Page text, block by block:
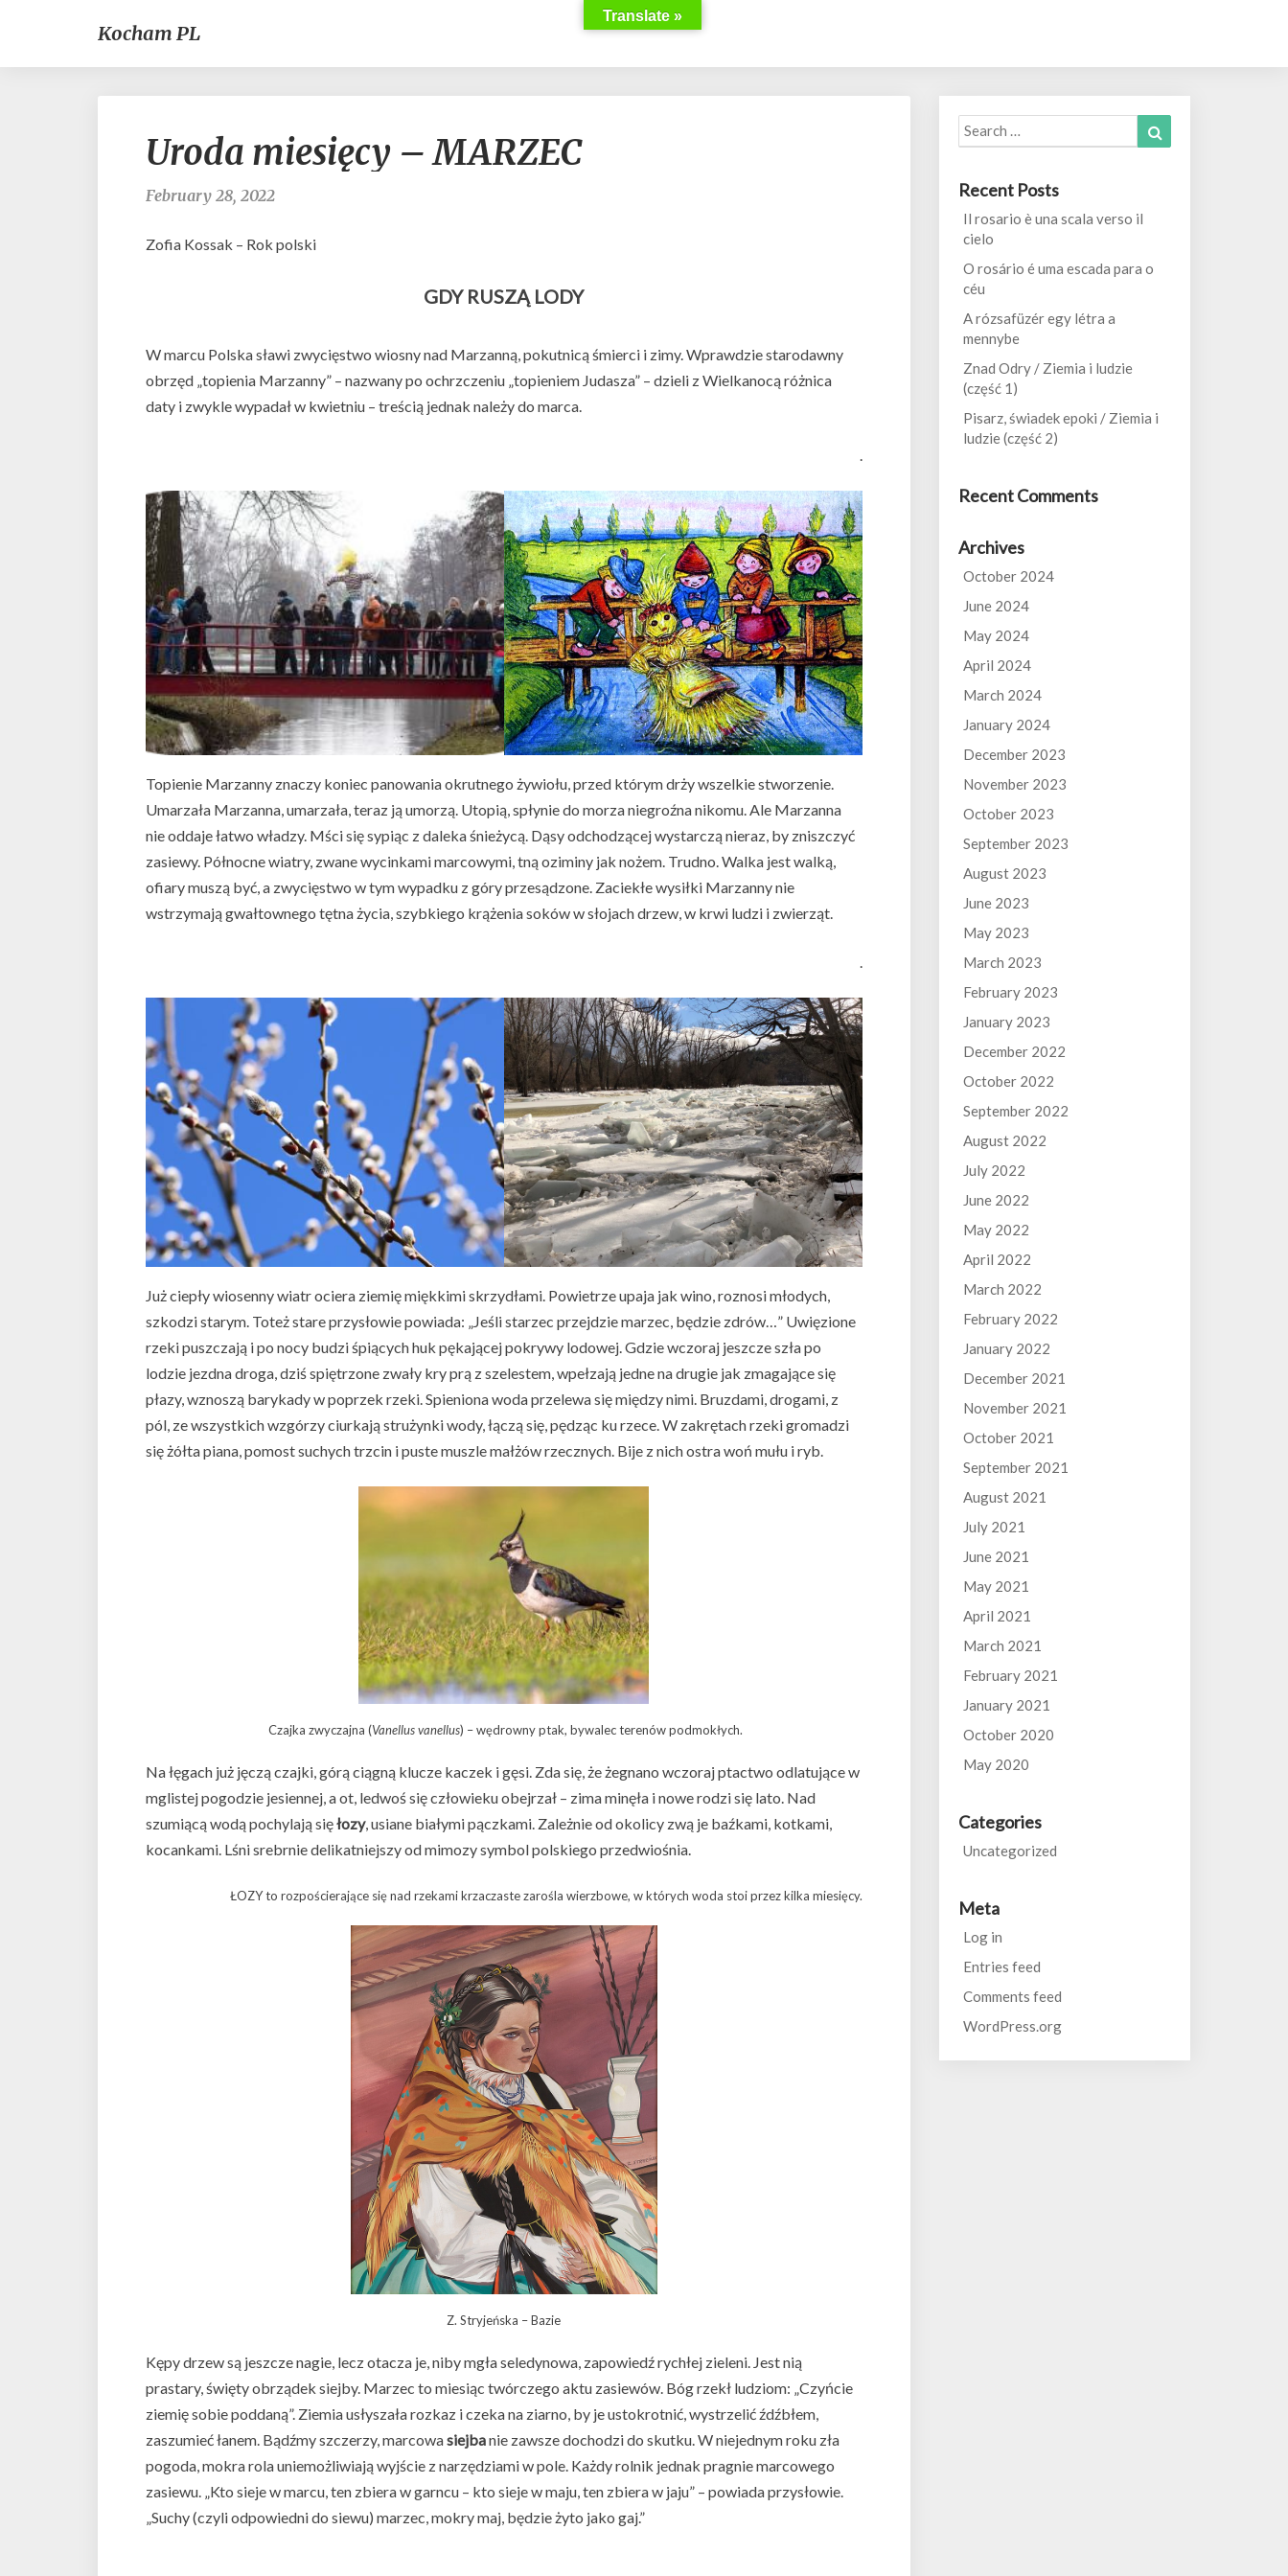
Kocham PL
miesięcy
–
Uroda miesięcy – MARZEC
February 28, 2022
Zofia Kossak – Rok polski
GDY RUSZĄ LODY
W marcu Polska sławi zwycięstwo wiosny nad Marzanną, pokutnicą śmierci i zimy. Wprawdzie starodawny
obrzęd „topienia Marzanny” – nazwany po ochrzczeniu „topieniem Judasza” – dzieli z Wielkanocą różnica
daty i zwykle wypadał w kwietniu – treścią jednak należy do marca.
.
Topienie Marzanny znaczy koniec panowania okrutnego żywiołu, przed którym drży wszelkie stworzenie.
Umarzała Marzanna, umarzała, teraz ją umorzą. Utopią, spłynie do morza niegroźna nikomu. Ale Marzanna
nie oddaje łatwo władzy. Mści się sypiąc z daleka śnieżycą. Dąsy odchodzącej wystarczą nieraz, by zniszczyć
zasiewy. Północne wiatry, zwane wycinkami marcowymi, tną oziminy jak nożem. Trudno. Walka jest walką,
ofiary muszą być, a zwycięstwo w tym wypadku z góry przesądzone. Zaciekłe wysiłki Marzanny nie
wstrzymają gwałtownego tętna życia, szybkiego krążenia soków w słojach drzew, w krwi ludzi i zwierząt.
.
Już ciepły wiosenny wiatr ociera ziemię miękkimi skrzydłami. Powietrze upaja jak wino, roznosi młodych,
szkodzi starym. Toteż stare przysłowie powiada: „Jeśli starzec przejdzie marzec, będzie zdrów…” Uwięzione
rzeki puszczają i po nocy budzi śpiących huk pękającej pokrywy lodowej. Gdzie wczoraj jeszcze szła po
lodzie jezdna droga, dziś spiętrzone zwały kry prą z szelestem, wpełzają jedne na drugie jak zmagające się
płazy, wznoszą barykady w poprzek rzeki. Spieniona woda przelewa się między nimi. Bruzdami, drogami, z
pól, ze wszystkich wzgórzy ciurkają strużynki wody, łączą się, pędząc ku rzece. W zakrętach rzeki gromadzi
się żółta piana, pomost suchych trzcin i puste muszle małżów rzecznych. Bije z nich ostra woń mułu i ryb.
Czajka zwyczajna (Vanellus vanellus) – wędrowny ptak, bywalec terenów podmokłych.
Na łęgach już jęczą czajki, górą ciągną klucze kaczek i gęsi. Zda się, że żegnano wczoraj ptactwo odlatujące w
mglistej pogodzie jesiennej, a ot, ledwoś się człowieku obejrzał – zima minęła i nowe rodzi się lato. Nad
szumiącą wodą pochylają sięłozy, usiane białymi pączkami. Zależnie od okolicy zwą je baźkami, kotkami,
kocankami. Lśni srebrnie delikatniejszy od mimozy symbol polskiego przedwiośnia.
ŁOZY to rozpościerające się nad rzekami krzaczaste zarośla wierzbowe, w których woda stoi przez kilka miesięcy.
Z. Stryjeńska – Bazie
Kępy drzew są jeszcze nagie, lecz otacza je, niby mgła seledynowa, zapowiedź rychłej zieleni. Jest nią
prastary, święty obrządek siejby. Marzec to miesiąc twórczego aktu zasiewów. Bóg rzekł ludziom: „Czyńcie
ziemię sobie poddaną”. Ziemia usłyszała rozkaz i czeka na ziarno, by je ustokrotnić, wystrzelić źdźbłem,
zaszumieć łanem. Bądźmy szczerzy, marcowasiejbanie zawsze dochodzi do skutku. W niejednym roku zła
pogoda, mokra rola uniemożliwiają wyjście z narzędziami w pole. Każdy rolnik jednak pragnie marcowego
zasiewu. „Kto sieje w marcu, ten zbiera w garncu – kto sieje w maju, ten zbiera w jaju” – powiada przysłowie.
„Suchy (czyli odpowiedni do siewu) marzec, mokry maj, będzie żyto jako gaj.”
Search
for:
Recent Posts
Il rosario è una scala verso il
cielo
O rosário é uma escada para o
céu
A rózsafüzér egy létra a
mennybe
Znad Odry / Ziemia i ludzie
(część 1)
Pisarz, świadek epoki / Ziemia i
ludzie (część 2)
Recent Comments
Archives
October 2024
June 2024
May 2024
April 2024
March 2024
January 2024
December 2023
November 2023
October 2023
September 2023
August 2023
June 2023
May 2023
March 2023
February 2023
January 2023
December 2022
October 2022
September 2022
August 2022
July 2022
June 2022
May 2022
April 2022
March 2022
February 2022
January 2022
December 2021
November 2021
October 2021
September 2021
August 2021
July 2021
June 2021
May 2021
April 2021
March 2021
February 2021
January 2021
October 2020
May 2020
Categories
Uncategorized
Meta
Log in
Entries feed
Comments feed
WordPress.org
Translate »